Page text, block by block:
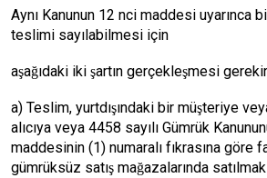
Aynı Kanunun 12 nci maddesi uyarınca
teslimi sayılabilmesi için
aşağıdaki iki şartın gerçekleşmesi
a) Teslim, yurtdışındaki bir müşteriye
alıcıya veya 4458 sayılı Gümrük
maddesinin (1) numaralı fıkrasına göre
gümrüksüz satış mağazalarında